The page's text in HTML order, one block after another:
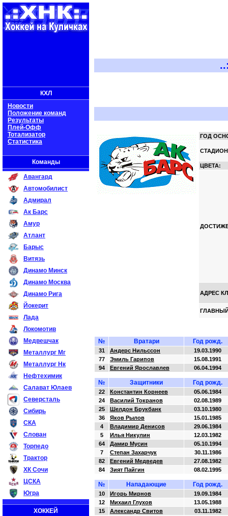
КХЛ
Новости
Положение команд
Результаты
Плей-Офф
Тотализатор
Статистика
Команды
Авангард
Автомобилист
Адмирал
Ак Барс
Амур
Атлант
Барыс
Витязь
Динамо Минск
Динамо Москва
Динамо Рига
Йокерит
Лада
Локомотив
Медвешчак
Металлург Мг
Металлург Нк
Нефтехимик
Салават Юлаев
Северсталь
Сибирь
СКА
Слован
Торпедо
Трактор
ХК Сочи
ЦСКА
Югра
ХОККЕЙ
..::
ГОД
ЦВЕТА:
АДРЕС
№ Вратари Год рожд.
31 Андерс Нильссон
19.03.1990
77
Эмиль Гарипов
15.08.1991
94
Евгений Ярославлев 06.04.1994
№ Защитники Год рожд.
22 Константин Корнеев
05.06.1984
24
Василий Токранов
02.08.1989
25
Шелдон Брукбанк
03.10.1980
36
Яков Рылов
15.01.1985
4
Владимир Денисов
29.06.1984
5
Илья Никулин
12.03.1982
64
Дамир Мусин
05.10.1994
7
Степан Захарчук
30.11.1986
82
Евгений Медведев
27.08.1982
84
Зият Пайгин 08.02.1995
№ Нападающие Год рожд.
10 Игорь Мирнов
19.09.1984
12
Михаил Глухов
13.05.1988
15
Александр Свитов
03.11.1982